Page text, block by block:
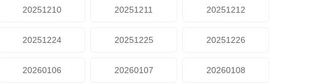
20251210 20251211 20251212
20251224 20251225 20251226
20260106 20260107 20260108